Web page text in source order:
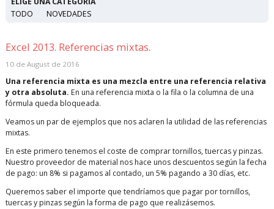
TODO
NOVEDADES
Excel 2013. Referencias mixtas.
10 de August de 2016
Una referencia mixta es una mezcla entre una referencia relativa
y otra absoluta. En una referencia mixta o la fila o la columna de una
fórmula queda bloqueada.
Veamos un par de ejemplos que nos aclaren la utilidad de las referencias
mixtas.
En este primero tenemos el coste de comprar tornillos, tuercas y pinzas.
Nuestro proveedor de material nos hace unos descuentos según la fecha
de pago: un 8% si pagamos al contado, un 5% pagando a 30 días, etc.
Queremos saber el importe que tendríamos que pagar por tornillos,
tuercas y pinzas según la forma de pago que realizásemos.